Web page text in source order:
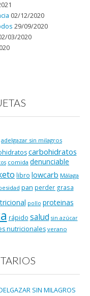
02/12/2020
29/09/2020
03/2020
adelgazar sin milagros
carbohidratos
comida denunciable
libro lowcarb Málaga
pan perder grasa
pollo proteinas
rápido salud sin azúcar
nutricionales verano
SIN MILAGROS